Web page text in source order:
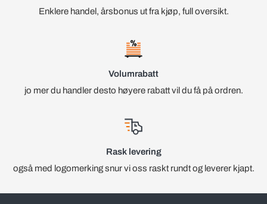
Enklere handel, årsbonus ut fra kjøp, full oversikt.
Volumrabatt
jo mer du handler desto høyere rabatt vil du få på ordren.
Rask levering
også med logomerking snur vi oss raskt rundt og leverer kjapt.